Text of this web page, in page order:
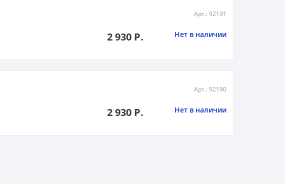
Арт.: 92191
2 930 Р. Нет в наличии
Арт.: 92190
2 930 Р. Нет в наличии